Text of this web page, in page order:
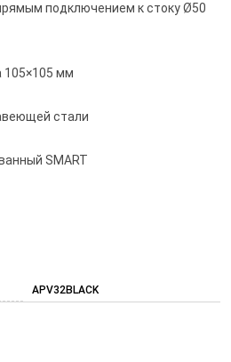
подключением к стоку Ø50
105×105 мм
стали
SMART
APV32BLACK